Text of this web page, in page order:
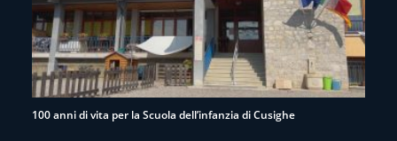
100 anni di vita per la Scuola dell’infanzia di Cusighe